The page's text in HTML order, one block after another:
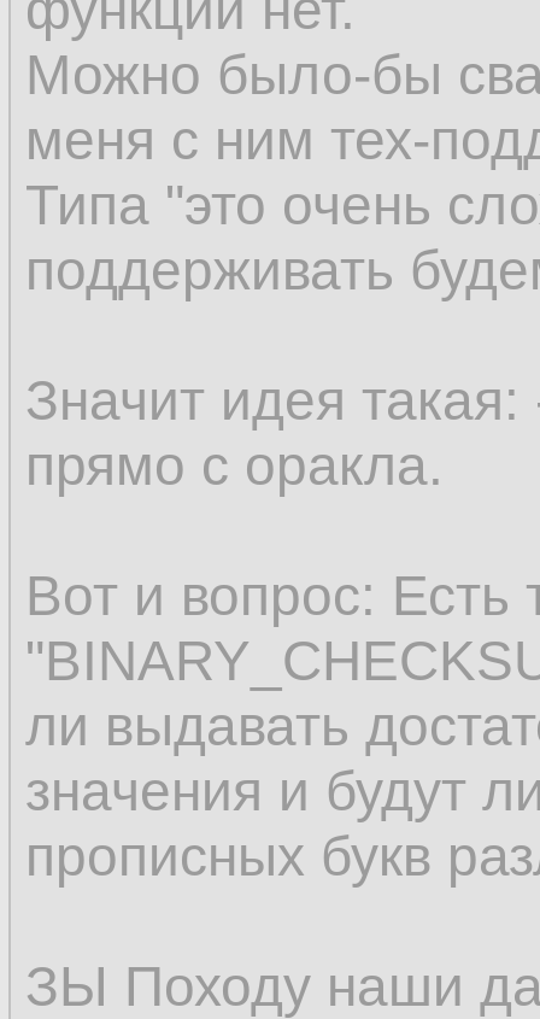
Можно было-бы
меня с ним тех-
Типа "это очень
поддерживать
Значит идея
прямо с оракла.
Вот и вопрос: Есть
ли выдавать
значения и будут
прописных букв
ЗЫ Походу наши